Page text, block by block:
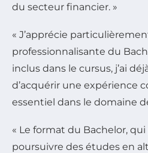
du secteur financier. »
« J’apprécie
professionnalisante du
inclus dans le cursus, j’ai
d’acquérir une expérience
essentiel dans le domaine
« Le format du Bachelor,
poursuivre des études en